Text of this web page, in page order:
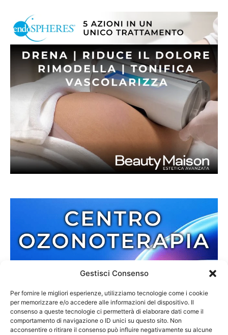
Gestisci Consenso
Per fornire le migliori esperienze, utilizziamo tecnologie come i cookie
per memorizzare e/o accedere alle informazioni del dispositivo. Il
consenso a queste tecnologie ci permetterà di elaborare dati come il
comportamento di navigazione o ID unici su questo sito. Non
acconsentire o ritirare il consenso può influire negativamente su alcune